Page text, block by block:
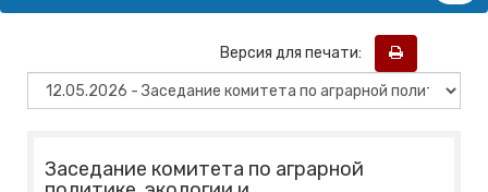
Версия для печати:
Заседание комитета по аграрной